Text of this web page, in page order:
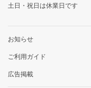
土日・祝日は休業日です
お知らせ
ご利用ガイド
広告掲載